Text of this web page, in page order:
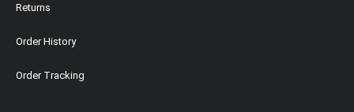
Returns
Order History
Order Tracking